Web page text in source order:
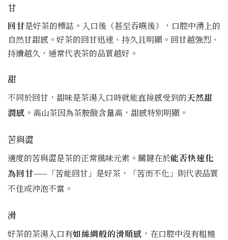
甘
回甘是好茶的標誌。入口後（甚至吞嚥後），口腔中湧上的
自然甘甜感。好茶的回甘迅速、持久且明顯。回甘越強烈、
持續越久，通常代表茶的品質越好。
甜
不同於回甘，甜味是茶湯入口時就能直接感受到的天然甜
潤感 。高山茶因為茶胺酸含量高，甜感特別明顯。
苦與澀
適度的苦與澀是茶的正常風味元素。關鍵在於能否快速化
為回甘——「苦能回甘」是好茶，「苦而不化」則代表品質
不佳或沖泡不當。
滑
好茶的茶湯入口有如絲綢般的滑順感 ，在口腔中沒有粗糙